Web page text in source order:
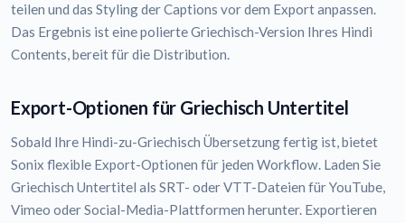
teilen und das Styling der Captions vor dem Export anpassen.
Das Ergebnis ist eine polierte Griechisch-Version Ihres Hindi
Contents, bereit für die Distribution.
Export-Optionen für Griechisch Untertitel
Sobald Ihre Hindi-zu-Griechisch Übersetzung fertig ist, bietet
Sonix flexible Export-Optionen für jeden Workflow. Laden Sie
Griechisch Untertitel als SRT- oder VTT-Dateien für YouTube,
Vimeo oder Social-Media-Plattformen herunter. Exportieren